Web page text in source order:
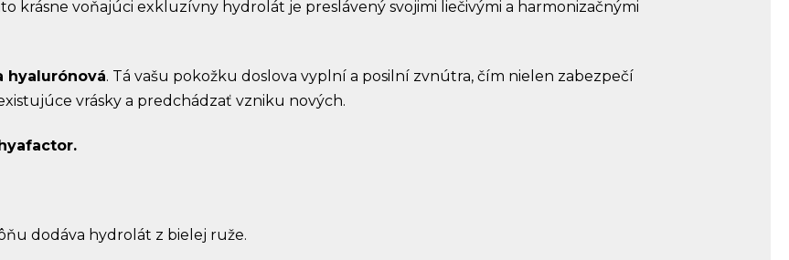
krásne voňajúci exkluzívny hydrolát je preslávený svojimi liečivými a harmonizačnými
hyalurónová. Tá vašu pokožku doslova vyplní a posilní zvnútra, čím nielen zabezpečí
vrásky a predchádzať vzniku nových.
hyafactor.
dodáva hydrolát z bielej ruže.